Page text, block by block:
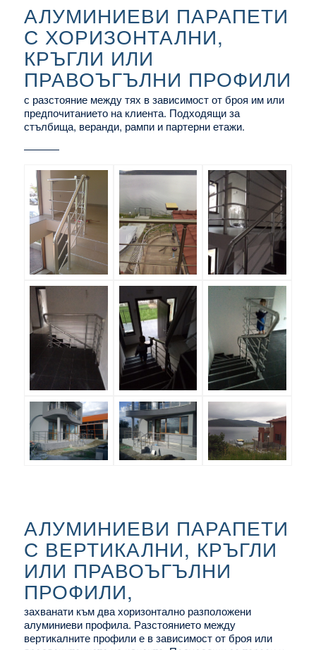
АЛУМИНИЕВИ ПАРАПЕТИ
С ХОРИЗОНТАЛНИ,
КРЪГЛИ ИЛИ
ПРАВОЪГЪЛНИ ПРОФИЛИ
с разстояние между тях в зависимост от броя им или
предпочитанието на клиента. Подходящи за
стълбища, веранди, рампи и партерни етажи.
АЛУМИНИЕВИ ПАРАПЕТИ
С ВЕРТИКАЛНИ, КРЪГЛИ
ИЛИ ПРАВОЪГЪЛНИ
ПРОФИЛИ,
захванати към два хоризонтално разположени
алуминиеви профила. Разстоянието между
вертикалните профили е в зависимост от броя или